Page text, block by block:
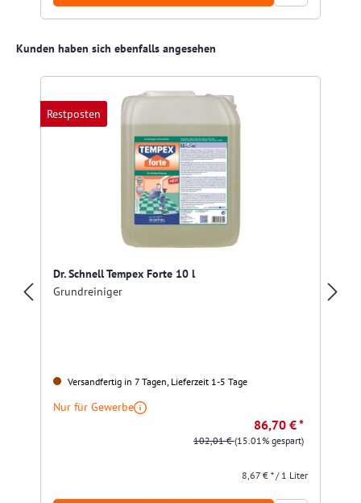
Produktgalerie überspringen
Kunden haben sich ebenfalls angesehen
Restposten
Dr. Schnell Tempex Forte 10 l
Grundreiniger
Versandfertig in 7 Tagen, Lieferzeit 1-5 Tage
Nur für Gewerbe
86,70 € *
102,01 €(15.01% gespart)
8,67 € * / 1 Liter